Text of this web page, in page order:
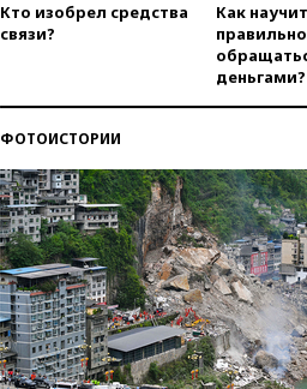
Кто изобрел средства
связи?
Как
правильно
деньгами?
ФОТОИСТОРИИ